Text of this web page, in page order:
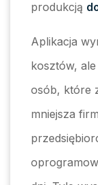
produkcją
Aplikacja
kosztów,
osób, które
mniejsza